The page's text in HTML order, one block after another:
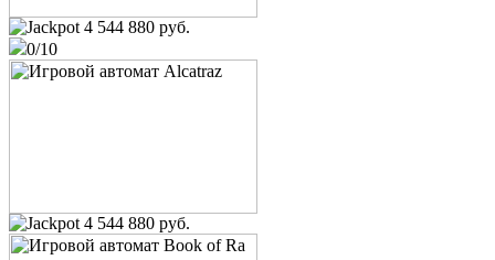
4 544 880 руб.
0/10
4 544 880 руб.